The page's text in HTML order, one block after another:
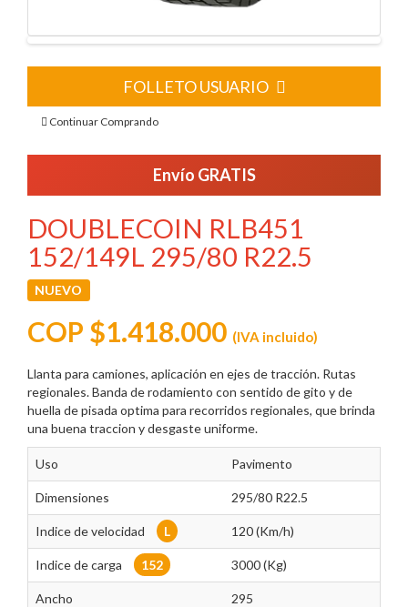
FOLLETO USUARIO
Continuar Comprando
Envío GRATIS
DOUBLECOIN RLB451
152/149L 295/80 R22.5
NUEVO
COP $1.418.000 (IVA incluido)
Llanta para camiones, aplicación en ejes de tracción. Rutas
regionales. Banda de rodamiento con sentido de gito y de
huella de pisada optima para recorridos regionales, que brinda
una buena traccion y desgaste uniforme.
Uso Pavimento
Dimensiones 295/80 R22.5
Indice de velocidad L 120 (Km/h)
Indice de carga 152 3000 (Kg)
Ancho 295